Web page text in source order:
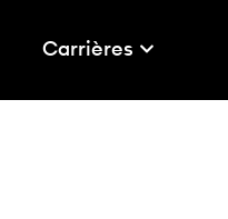
Carrières